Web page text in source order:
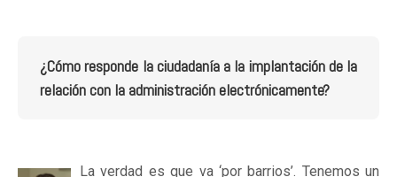
¿Cómo responde la ciudadanía a la implantación de la
relación con la administración electrónicamente?
La verdad es que va ‘por barrios’. Tenemos un